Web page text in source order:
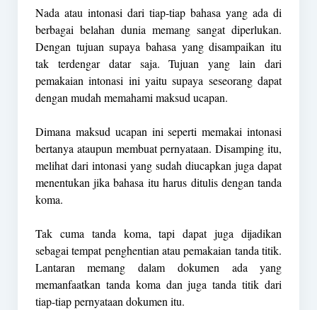
Nada atau intonasi dari tiap-tiap bahasa yang ada di
berbagai belahan dunia memang sangat diperlukan.
Dengan tujuan supaya bahasa yang disampaikan itu
tak terdengar datar saja. Tujuan yang lain dari
pemakaian intonasi ini yaitu supaya seseorang dapat
dengan mudah memahami maksud ucapan.
Dimana maksud ucapan ini seperti memakai intonasi
bertanya ataupun membuat pernyataan. Disamping itu,
melihat dari intonasi yang sudah diucapkan juga dapat
menentukan jika bahasa itu harus ditulis dengan tanda
koma.
Tak cuma tanda koma, tapi dapat juga dijadikan
sebagai tempat penghentian atau pemakaian tanda titik.
Lantaran memang dalam dokumen ada yang
memanfaatkan tanda koma dan juga tanda titik dari
tiap-tiap pernyataan dokumen itu.